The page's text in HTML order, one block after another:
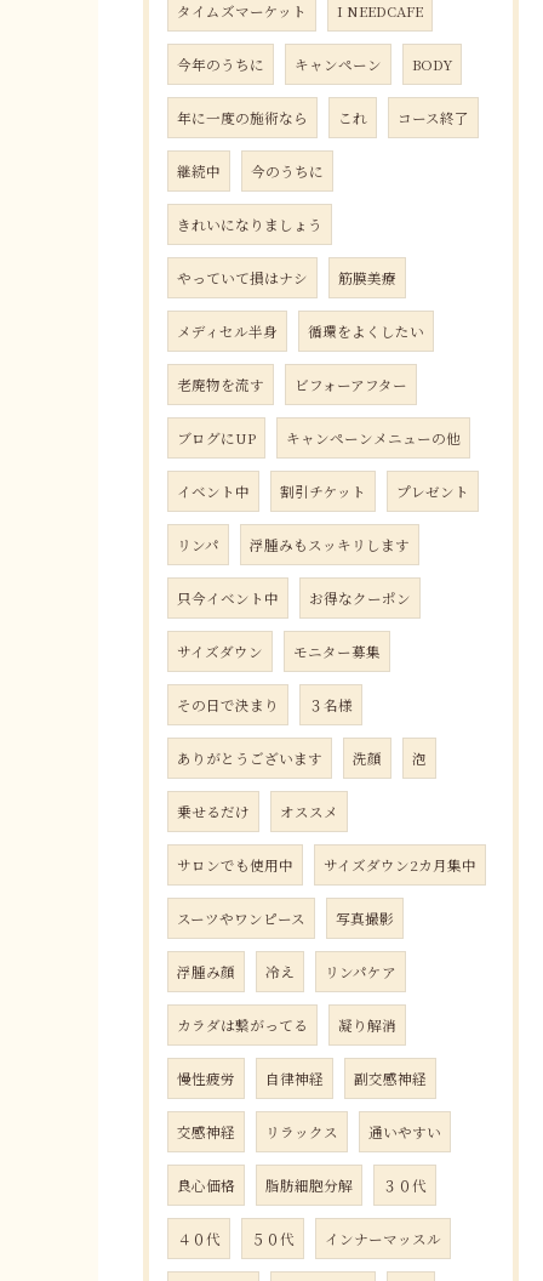
タイムズマーケット I NEEDCAFE
今年のうちに キャンペーン BODY
年に一度の施術なら これ コース終了
継続中 今のうちに
きれいになりましょう
やっていて損はナシ 筋膜美療
メディセル半身 循環をよくしたい
老廃物を流す ビフォーアフター
ブログにUP キャンペーンメニューの他
イベント中 割引チケット プレゼント
リンパ 浮腫みもスッキリします
只今イベント中 お得なクーポン
サイズダウン モニター募集
その日で決まり ３名様
ありがとうございます 洗顔 泡
乗せるだけ オススメ
サロンでも使用中 サイズダウン2カ月集中
スーツやワンピース 写真撮影
浮腫み顔 冷え リンパケア
カラダは繋がってる 凝り解消
慢性疲労 自律神経 副交感神経
交感神経 リラックス 通いやすい
良心価格 脂肪細胞分解 ３０代
４０代 ５０代 インナーマッスル